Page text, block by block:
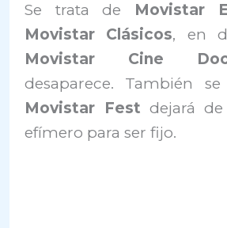
Se trata de Movistar
Movistar Clásicos, en
Movistar Cine
desaparece. También
Movistar Fest dejará
efímero para ser fijo.